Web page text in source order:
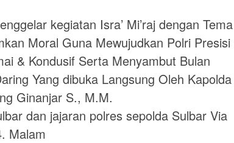
kegiatan Isra’ Mi’raj dengan Tema
Moral Guna Mewujudkan Polri Presisi
& Kondusif Serta Menyambut Bulan
Yang dibuka Langsung Oleh Kapolda
Ginanjar S., M.M.
dan jajaran polres sepolda Sulbar Via
Malam